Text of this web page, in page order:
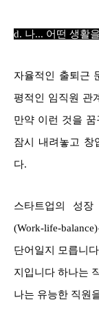
d. 나... 어떤 생활
자율적인 출퇴근
평적인 임직원 관
만약 이런 것을
잠시 내려놓고 창
다.
스타트업의 성
(Work-life-
단어일지 모릅니
지입니다 하나는
나는 유능한 직원